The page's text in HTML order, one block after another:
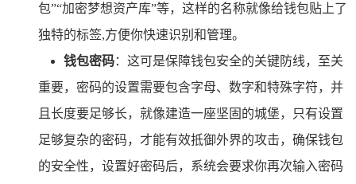
包”“加密梦想资产库”等，这样的名称就像给钱包贴上了
独特的标签,方便你快速识别和管理。
钱包密码：这可是保障钱包安全的关键防线，至关
重要，密码的设置需要包含字母、数字和特殊字符，并
且长度要足够长，就像建造一座坚固的城堡，只有设置
足够复杂的密码，才能有效抵御外界的攻击，确保钱包
的安全性，设置好密码后，系统会要求你再次输入密码